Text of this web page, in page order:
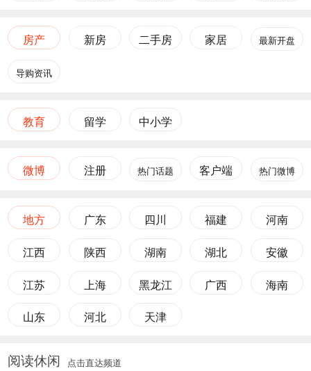
房产 新房 二手房 家居 最新开盘
导购资讯
教育 留学 中小学
微博 注册 热门话题 客户端 热门微博
地方 广东 四川 福建 河南
江西 陕西 湖南 湖北 安徽
江苏 上海 黑龙江 广西 海南
山东 河北 天津
阅读休闲 点击直达频道